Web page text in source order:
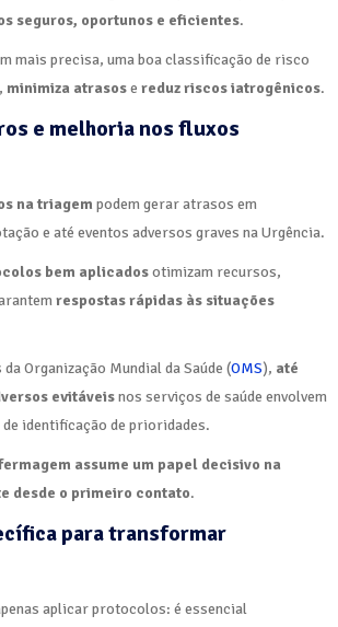
seguros, oportunos e eficientes.
mais precisa, uma boa classificação de risco
, minimiza atrasose reduz riscos iatrogênicos.
e melhoria nos fluxos
na triagem podem gerar atrasos em
e até eventos adversos graves na Urgência.
bem aplicadosotimizam recursos,
respostas rápidas às situações
Organização Mundial da Saúde (OMS), até
evitáveisnos serviços de saúde envolvem
identificação de prioridades.
assume um papel decisivo na
desde o primeiro contato.
para transformar
aplicar protocolos: é essencial